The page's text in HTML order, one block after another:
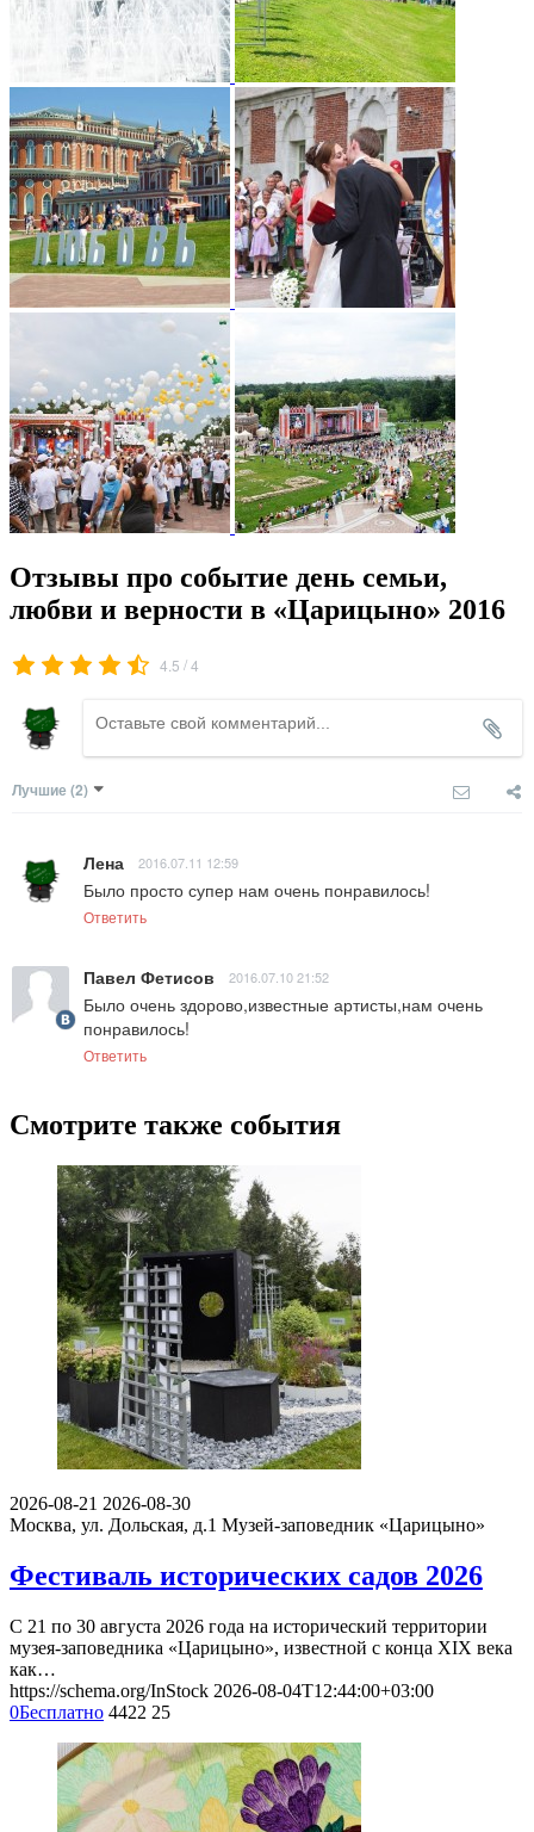
Отзывы про событие день семьи,
любви и верности в «Царицыно» 2016
4.5 /4
Лучшие (2)
Лена 2016.07.11 12:59
Было просто супер нам очень понравилось!
Ответить
Павел Фетисов 2016.07.10 21:52
Было очень здорово,известные артисты,нам очень
понравилось!
Ответить
Смотрите также события
2026-08-21 2026-08-30
Москва, ул. Дольская, д.1 Музей-заповедник «Царицыно»
Фестиваль исторических садов 2026
С 21 по 30 августа 2026 года на исторический территории
музея-заповедника «Царицыно», известной с конца XIX века
как…
https://schema.org/InStock 2026-08-04T12:44:00+03:00
0Бесплатно 4422 25